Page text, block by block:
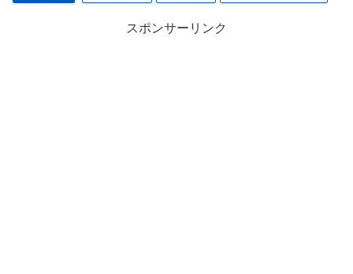
スポンサーリンク